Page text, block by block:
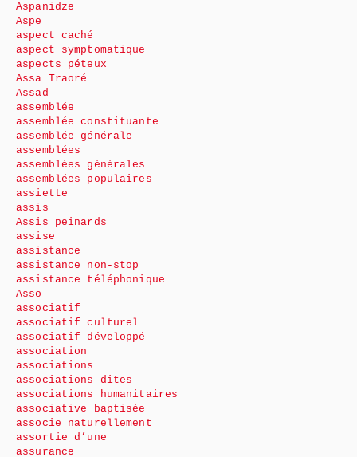
Aspanidze
Aspe
aspect caché
aspect symptomatique
aspects péteux
Assa Traoré
Assad
assemblée
assemblée constituante
assemblée générale
assemblées
assemblées générales
assemblées populaires
assiette
assis
Assis peinards
assise
assistance
assistance non-stop
assistance téléphonique
Asso
associatif
associatif culturel
associatif développé
association
associations
associations dites
associations humanitaires
associative baptisée
associe naturellement
assortie d’une
assurance